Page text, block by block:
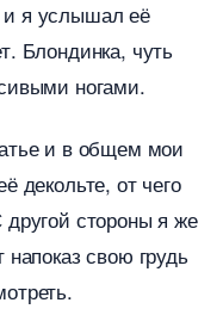
я услышал её
Блондинка, чуть
ногами.
и в общем мои
декольте, от чего
стороны я же
свою грудь